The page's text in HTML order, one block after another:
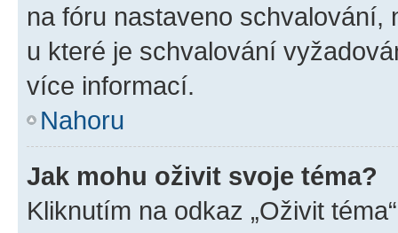
na fóru nastaveno schvalování,
u které je schvalování
více informací.
Nahoru
Jak mohu oživit svoje téma?
Kliknutím na odkaz „Oživit